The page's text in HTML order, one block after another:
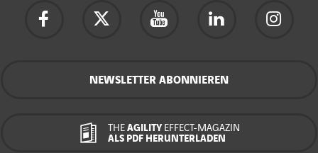
NEWSLETTER ABONNIEREN
THE AGILITY EFFECT-MAGAZIN
ALS PDF HERUNTERLADEN